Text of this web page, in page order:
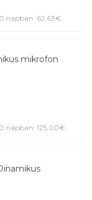
napban: 62,63€
mikrofon
napban: 125,00€